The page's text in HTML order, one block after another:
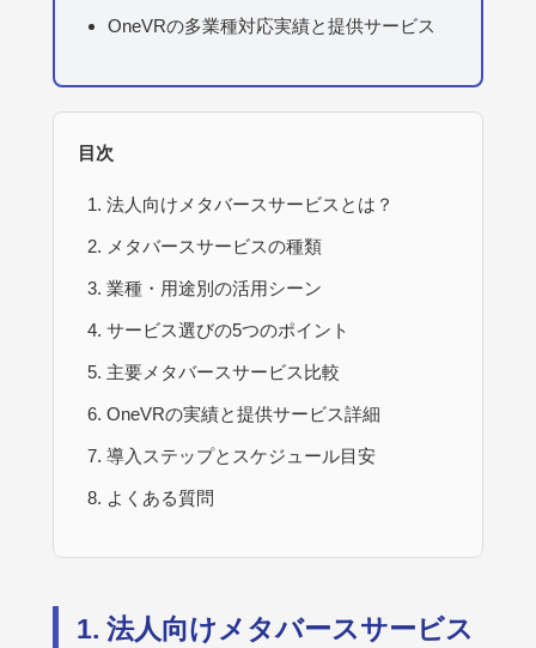
OneVRの多業種対応実績と提供サービス
目次
法人向けメタバースサービスとは？
メタバースサービスの種類
業種・用途別の活用シーン
サービス選びの5つのポイント
主要メタバースサービス比較
OneVRの実績と提供サービス詳細
導入ステップとスケジュール目安
よくある質問
1. 法人向けメタバースサービス